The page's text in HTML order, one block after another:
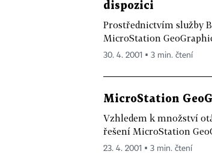
dispozici
Prostřednictvím služby
MicroStation
30. 4. 2001 ▪ 3 min. čtení
MicroStation
Vzhledem k množství
řešení MicroStation
23. 4. 2001 ▪ 3 min. čtení